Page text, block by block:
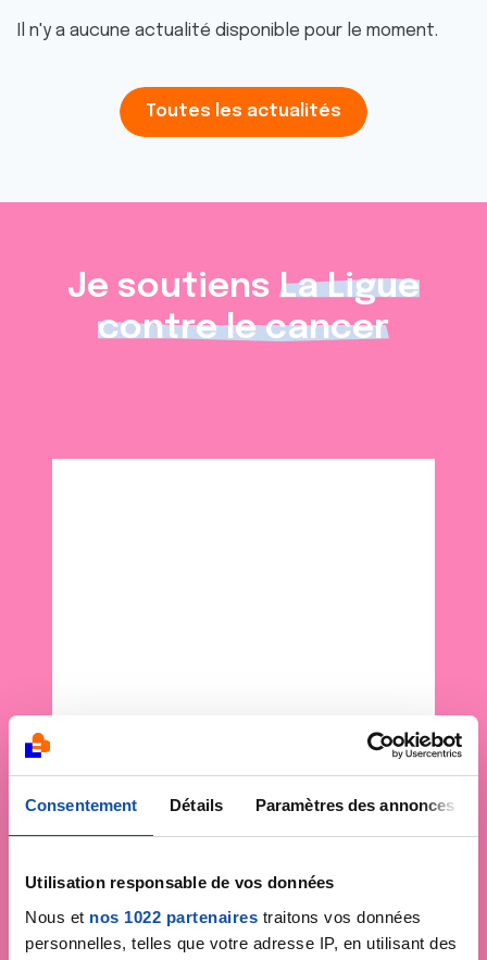
Consentement Détails Paramètres des annonces
Utilisation responsable de vos données
Nous et nos 1022 partenaires traitons vos données
personnelles, telles que votre adresse IP, en utilisant des
Il n'y a aucune actualité disponible pour le moment.
Toutes les actualités
Je soutiens La Ligue
contre le cancer